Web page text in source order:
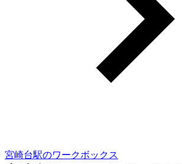
宮崎台駅のワークボックス